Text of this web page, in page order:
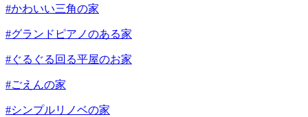
#かわいい三角の家
#グランドピアノのある家
#ぐるぐる回る平屋のお家
#ごえんの家
#シンプルリノベの家